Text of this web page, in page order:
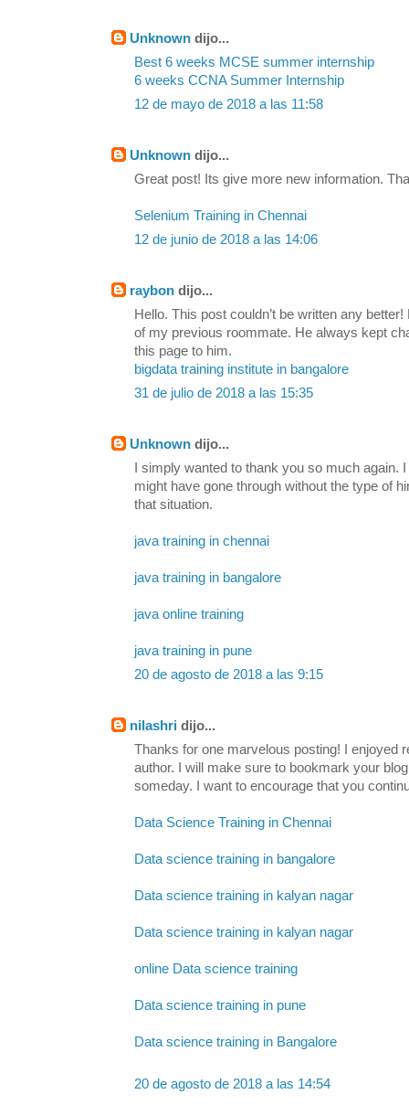
Unknown dijo...
Best 6 weeks MCSE summer internship
6 weeks CCNA Summer Internship
12 de mayo de 2018 a las 11:58
Unknown dijo...
Great post! Its give more new information.
Selenium Training in Chennai
12 de junio de 2018 a las 14:06
raybon dijo...
Hello. This post couldn’t be written any
of my previous roommate. He always kept
this page to him.
bigdata training institute in bangalore
31 de julio de 2018 a las 15:35
Unknown dijo...
I simply wanted to thank you so much again.
might have gone through without the type of
that situation.
java training in chennai
java training in bangalore
java online training
java training in pune
20 de agosto de 2018 a las 9:15
nilashri dijo...
Thanks for one marvelous posting! I enjoyed
author. I will make sure to bookmark your
someday. I want to encourage that you
Data Science Training in Chennai
Data science training in bangalore
Data science training in kalyan nagar
Data science training in kalyan nagar
online Data science training
Data science training in pune
Data science training in Bangalore
20 de agosto de 2018 a las 14:54